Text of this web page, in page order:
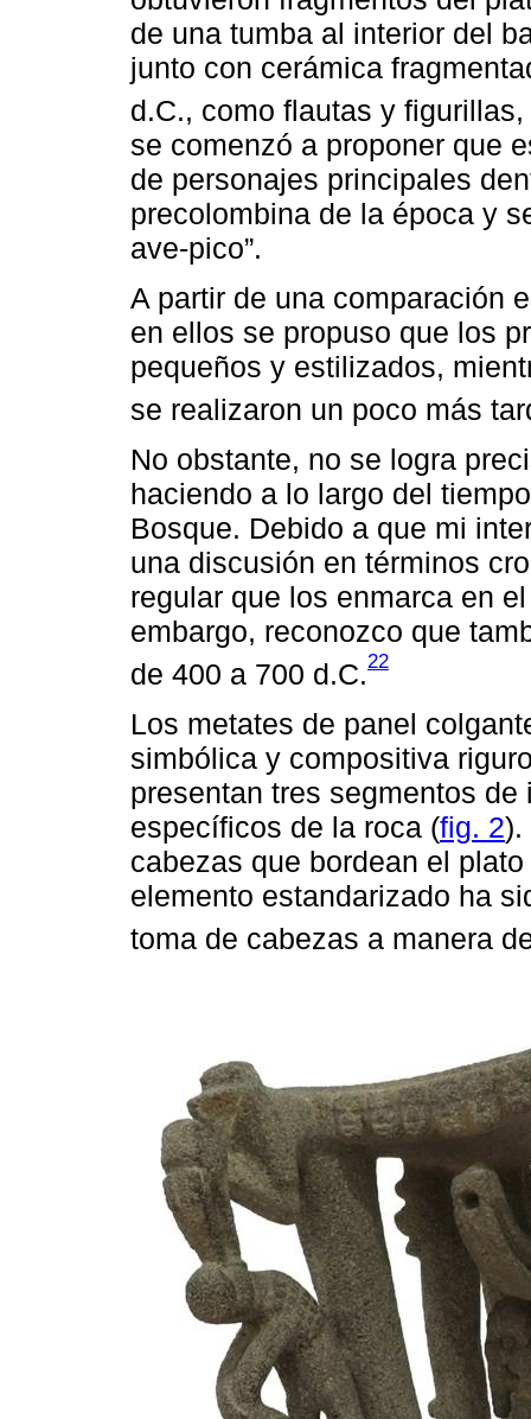
de una tumba al interior del
junto con cerámica
d.C., como flautas y
se comenzó a proponer que
de personajes principales
precolombina de la época y
ave-pico”.
A partir de una comparación
en ellos se propuso que los
pequeños y estilizados,
se realizaron un poco más
No obstante, no se logra
haciendo a lo ­largo del
Bosque. Debido a que mi
una discusión en términos
regular que los enmarca en
embargo, reconozco que
de 400 a 700 d.C.22
Los metates de panel
simbólica y compositiva
presentan tres segmentos
específicos de la roca (fig. 2).
cabezas que bordean el
elemento estandarizado ha
toma de cabezas a manera